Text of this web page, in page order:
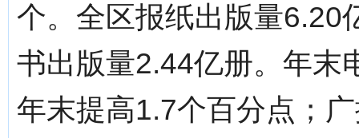
个。全区报纸出版量6.20
书出版量2.44亿册。年末
年末提高1.7个百分点；